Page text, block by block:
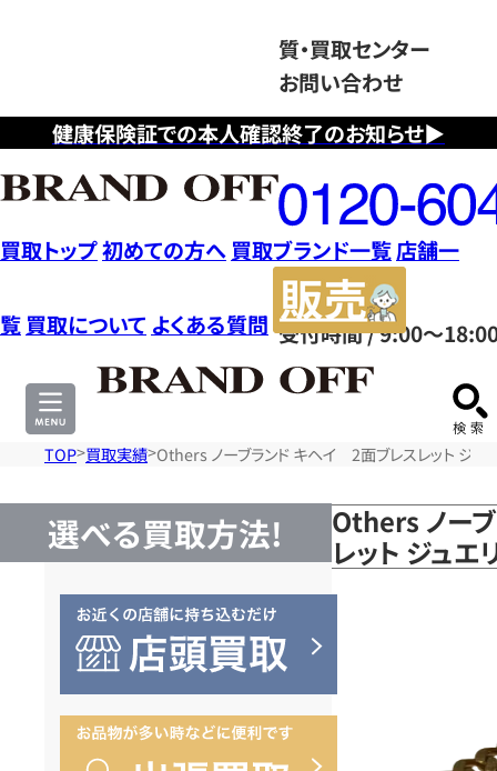
健康保険証での本人確認終了のお知らせ▶
質・買取センター
お問い合わせ
フ
リ
ー
ダ
イ
ヤ
ル
0120604117
受付時間 / 9:00～
買取トップ初めての方へ 買取ブランド一覧店舗一
覧 買取について よくある質問
サ
TOP 買取実績 Others ノーブランド キヘイ 2面ブレスレット ジ
選べる買取方法!
Others ノー
レット ジュ